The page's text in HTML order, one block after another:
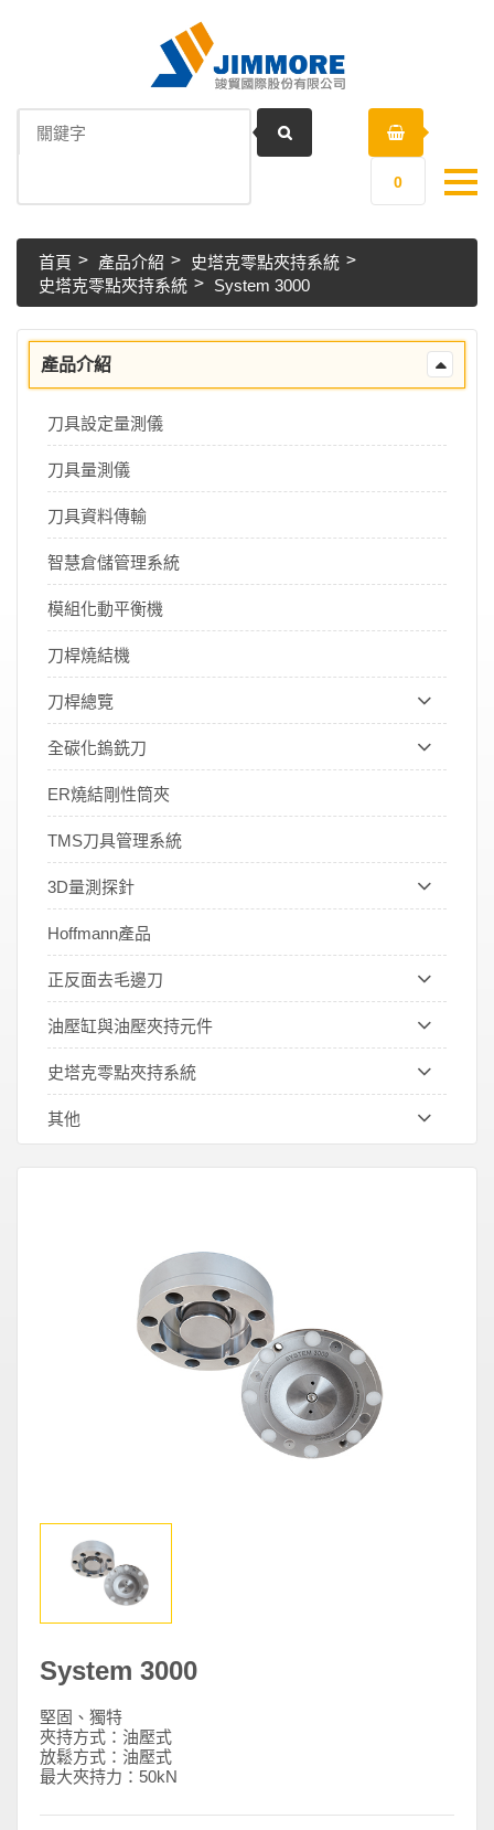
0
首頁 產品介紹
史塔克零點夾持系統
史塔克零點夾持系統
System 3000
產品介紹
刀具設定量測儀
刀具量測儀
刀具資料傳輸
智慧倉儲管理系統
模組化動平衡機
刀桿燒結機
刀桿總覽
全碳化鎢銑刀
ER燒結剛性筒夾
TMS刀具管理系統
3D量測探針
Hoffmann產品
正反面去毛邊刀
油壓缸與油壓夾持元件
史塔克零點夾持系統
其他
System 3000
堅固、獨特
夾持方式：油壓式
放鬆方式：油壓式
最大夾持力：50kN